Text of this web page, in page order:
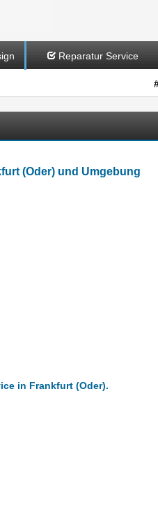
Reparatur Service
(Oder) und Umgebung
in Frankfurt (Oder).